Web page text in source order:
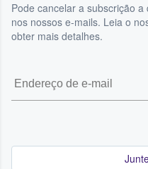
Pode cancelar a subscrição
nos nossos e-mails. Leia o
obter mais detalhes.